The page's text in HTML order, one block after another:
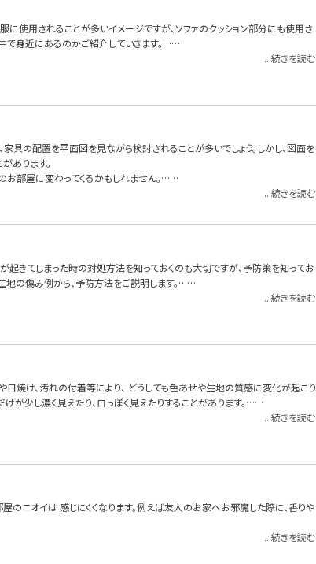
に使用されることが多いイメージですが、ソファのクッション部分にも使用さ
で身近にあるのかご紹介していきます。……
...続きを読む
家具の配置を平面図を見ながら検討されることが多いでしょう。しかし、図面を
あります。
お部屋に変わってくるかもしれません。……
...続きを読む
起きてしまった時の対処方法を知っておくのも大切ですが、予防策を知ってお
地の傷み例から、予防方法をご説明します。……
...続きを読む
焼け、汚れの付着等により、 どうしても色あせや生地の質感に変化が起こり
けが少し濃く見えたり、白っぽく見えたりすることがあります。……
...続きを読む
ニオイは 感じにくくなります。例えば友人のお家へお邪魔した際に、香りや
...続きを読む